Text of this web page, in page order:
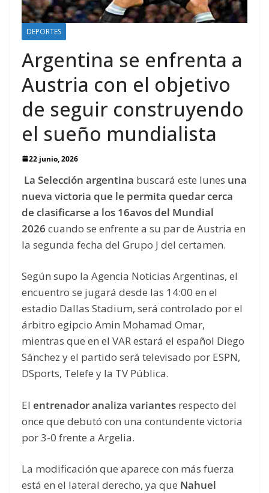
DEPORTES
Argentina se enfrenta a
Austria con el objetivo
de seguir construyendo
el sueño mundialista
22 junio, 2026
La Selección argentina buscará este lunes una
nueva victoria que le permita quedar cerca
de clasificarse a los 16avos del Mundial
2026 cuando se enfrente a su par de Austria en
la segunda fecha del Grupo J del certamen.
Según supo la Agencia Noticias Argentinas, el
encuentro se jugará desde las 14:00 en el
estadio Dallas Stadium, será controlado por el
árbitro egipcio Amin Mohamad Omar,
mientras que en el VAR estará el español Diego
Sánchez y el partido será televisado por ESPN,
DSports, Telefe y la TV Pública.
El entrenador analiza variantes respecto del
once que debutó con una contundente victoria
por 3-0 frente a Argelia.
La modificación que aparece con más fuerza
está en el lateral derecho, ya que Nahuel